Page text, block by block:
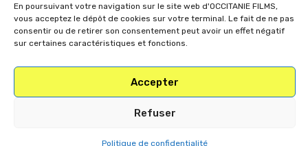
En poursuivant votre navigation sur le site web d'OCCITANIE FILMS,
vous acceptez le dépôt de cookies sur votre terminal. Le fait de ne pas
consentir ou de retirer son consentement peut avoir un effet négatif
sur certaines caractéristiques et fonctions.
Accepter
Refuser
Politique de confidentialité